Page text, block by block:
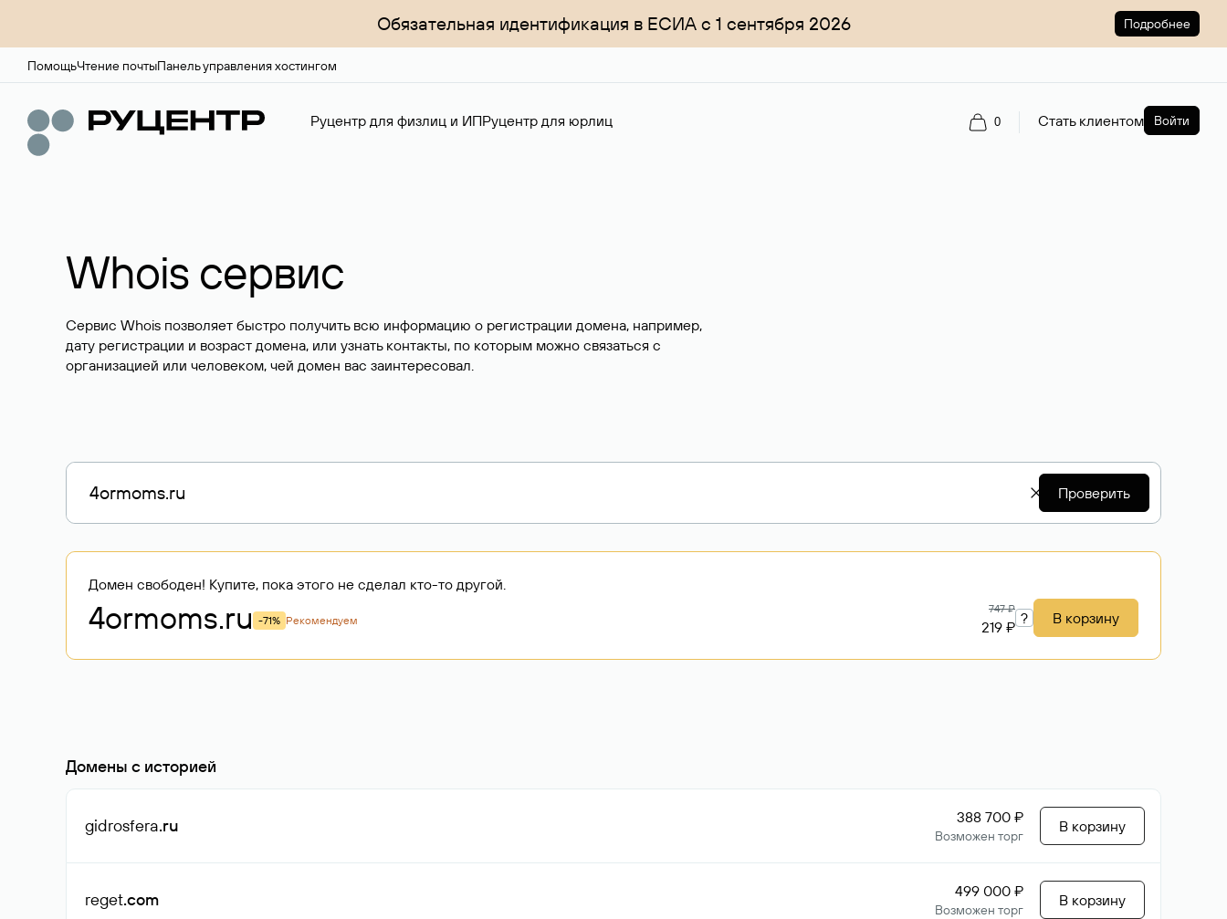
Обязательная идентификация в ЕСИА с 1 сентября 2026 Подробнее
ПомощьЧтение почтыПанель управления хостингом
Руцентр для физлиц и ИПРуцентр для юрлиц 0 Стать клиентом Войти
Whois сервис
Сервис Whois позволяет быстро получить всю информацию о регистрации домена, например,
дату регистрации и возраст домена, или узнать контакты, по которым можно связаться с
организацией или человеком, чей домен вас заинтересовал.
Проверить
Домен свободен! Купите, пока этого не сделал кто-то другой.
4ormoms.ru -71% Рекомендуем
747 ₽
219 ₽ ? В корзину
Домены с историей
gidrosfera.ru 388 700 ₽
Возможен торг
В корзину
reget.com 499 000 ₽
Возможен торг
В корзину